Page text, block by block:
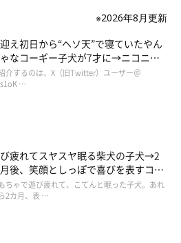
※2026年8月更新
え初日から“ヘソ天”で寝ていたやん
なコーギー子犬が7才に→ニコニ
コーギースマイル”が魅力のコに成
介するのは、X（旧Twitter）ユーザー＠
…
疲れてスヤスヤ眠る柴犬の子犬→2
後、笑顔としっぽで喜びを表すコに
！
ちゃで遊び疲れて、こてんと眠った子犬。あれ
2カ月、表 …